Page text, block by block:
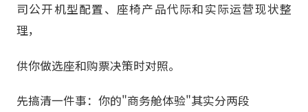
司公开机型配置、座椅产品代际和实际运营现状整
理，
供你做选座和购票决策时对照。
先搞清一件事：你的"商务舱体验"其实分两段